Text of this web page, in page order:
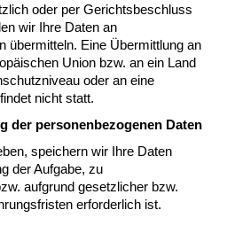
oder per Gerichtsbeschluss
wir Ihre Daten an
übermitteln. Eine Übermittlung an
Union bzw. an ein Land
oder an eine
nicht statt.
der personenbezogenen Daten
speichern wir Ihre Daten
der Aufgabe, zu
aufgrund gesetzlicher bzw.
erforderlich ist.